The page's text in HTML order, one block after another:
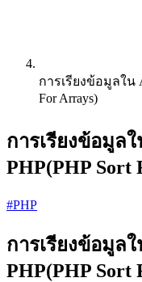
การเรียงข้อมูลใน
For Arrays)
การเรียงข้อมูล
PHP(PHP Sort
#PHP
การเรียงข้อมูล
PHP(PHP Sort